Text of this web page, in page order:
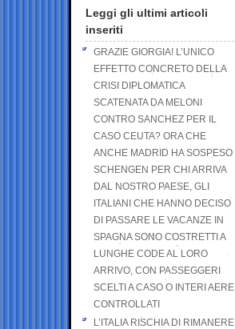
Leggi gli ultimi articoli
inseriti
GRAZIE GIORGIA! L’UNICO
EFFETTO CONCRETO DELLA
CRISI DIPLOMATICA
SCATENATA DA MELONI
CONTRO SANCHEZ PER IL
CASO CEUTA? ORA CHE
ANCHE MADRID HA SOSPESO
SCHENGEN PER CHI ARRIVA
DAL NOSTRO PAESE, GLI
ITALIANI CHE HANNO DECISO
DI PASSARE LE VACANZE IN
SPAGNA SONO COSTRETTI A
LUNGHE CODE AL LORO
ARRIVO, CON PASSEGGERI
SCELTI A CASO O INTERI AEREI
CONTROLLATI
L’ITALIA RISCHIA DI RIMANERE